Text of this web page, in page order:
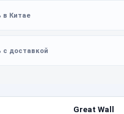
Great Wall